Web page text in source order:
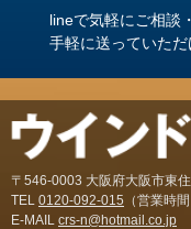
lineで気軽にご相談
手軽に送っていただ
〒546-0003 大阪府大阪市東
TEL 0120-092-015 （営業時
E-MAIL crs-n@hotmail.co.jp